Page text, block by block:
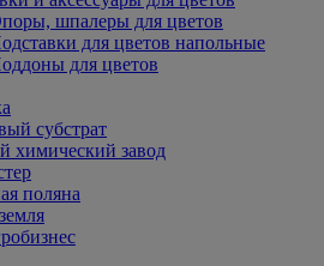
шпалеры для цветов
для цветов напольные
для цветов
субстрат
химический завод
поляна